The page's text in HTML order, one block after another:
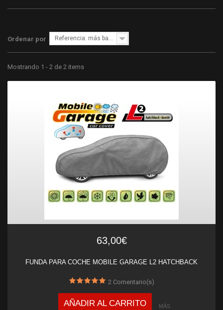
Ordenar por Referencia: más bajo primero
Mostrando 1 - 2 de 2 items
63,00€
FUNDA PARA COCHE MOBILE GARAGE L2 HATCHBACK
2Comentario(s)
AÑADIR AL CARRITO MÁS